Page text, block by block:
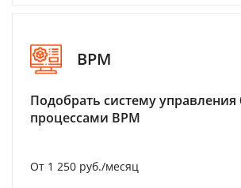
BPM
Подобрать систему управления
процессами BPM
От 1 250 руб./месяц